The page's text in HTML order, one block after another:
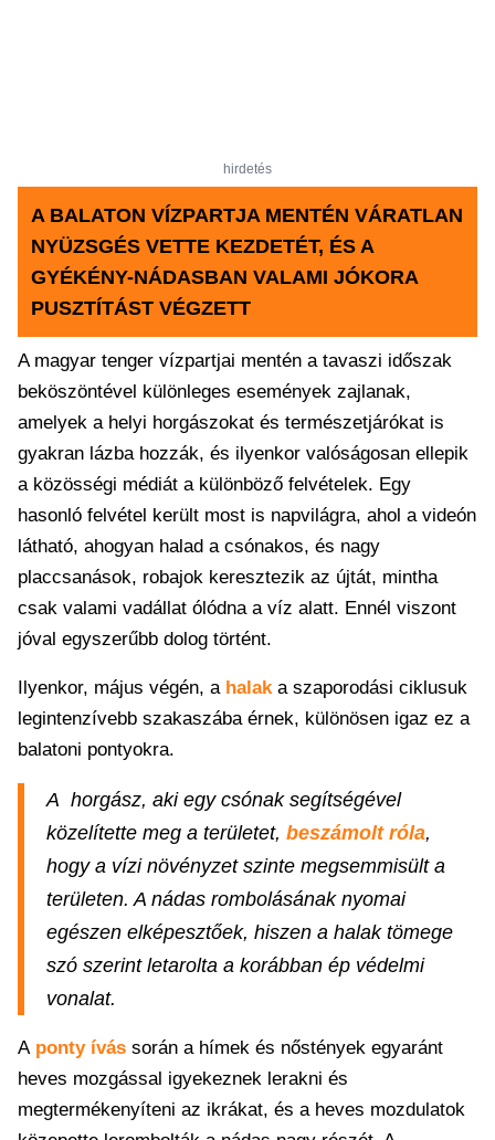
hirdetés
A BALATON VÍZPARTJA MENTÉN VÁRATLAN
NYÜZSGÉS VETTE KEZDETÉT, ÉS A
GYÉKÉNY-NÁDASBAN VALAMI JÓKORA
PUSZTÍTÁST VÉGZETT
A magyar tenger vízpartjai mentén a tavaszi időszak
beköszöntével különleges események zajlanak,
amelyek a helyi horgászokat és természetjárókat is
gyakran lázba hozzák, és ilyenkor valóságosan ellepik
a közösségi médiát a különböző felvételek. Egy
hasonló felvétel került most is napvilágra, ahol a videón
látható, ahogyan halad a csónakos, és nagy
placcsanások, robajok keresztezik az újtát, mintha
csak valami vadállat ólódna a víz alatt. Ennél viszont
jóval egyszerűbb dolog történt.
Ilyenkor, május végén, a halaka szaporodási ciklusuk
legintenzívebb szakaszába érnek, különösen igaz ez a
balatoni pontyokra.
A horgász, aki egy csónak segítségével
közelítette meg a területet, beszámolt róla,
hogy a vízi növényzet szinte megsemmisült a
területen. A nádas rombolásának nyomai
egészen elképesztőek, hiszen a halak tömege
szó szerint letarolta a korábban ép védelmi
vonalat.
A ponty ívás során a hímek és nőstények egyaránt
heves mozgással igyekeznek lerakni és
megtermékenyíteni az ikrákat, és a heves mozdulatok